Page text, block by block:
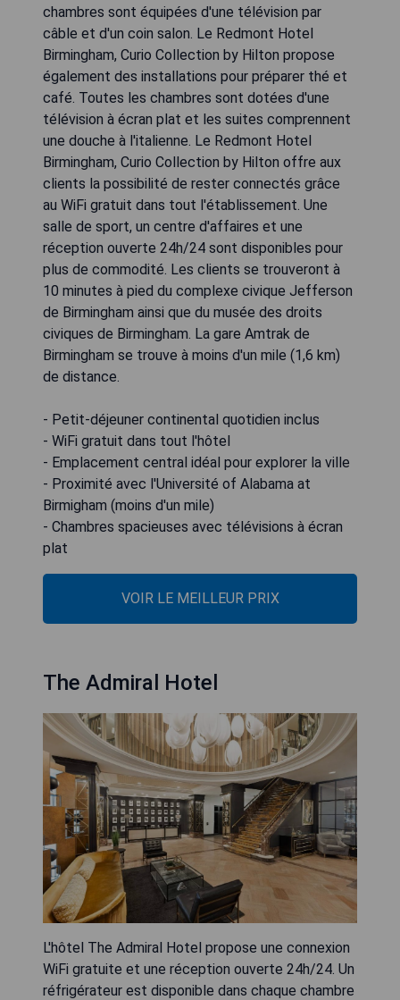
chambres sont équipées d'une télévision par
câble et d'un coin salon. Le Redmont Hotel
Birmingham, Curio Collection by Hilton propose
également des installations pour préparer thé et
café. Toutes les chambres sont dotées d'une
télévision à écran plat et les suites comprennent
une douche à l'italienne. Le Redmont Hotel
Birmingham, Curio Collection by Hilton offre aux
clients la possibilité de rester connectés grâce
au WiFi gratuit dans tout l'établissement. Une
salle de sport, un centre d'affaires et une
réception ouverte 24h/24 sont disponibles pour
plus de commodité. Les clients se trouveront à
10 minutes à pied du complexe civique Jefferson
de Birmingham ainsi que du musée des droits
civiques de Birmingham. La gare Amtrak de
Birmingham se trouve à moins d'un mile (1,6 km)
de distance.
- Petit-déjeuner continental quotidien inclus
- WiFi gratuit dans tout l'hôtel
- Emplacement central idéal pour explorer la ville
- Proximité avec l'Université of Alabama at
Birmigham (moins d'un mile)
- Chambres spacieuses avec télévisions à écran
plat
VOIR LE MEILLEUR PRIX
The Admiral Hotel
L'hôtel The Admiral Hotel propose une connexion
WiFi gratuite et une réception ouverte 24h/24. Un
réfrigérateur est disponible dans chaque chambre